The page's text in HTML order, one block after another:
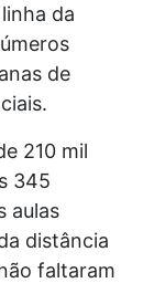
da
de
210 mil
345
aulas
distância
faltaram